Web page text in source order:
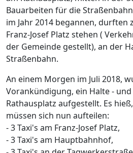
Bauarbeiten für die
im Jahr 2014 begannen, durften
Franz-Josef Platz stehen (
der Gemeinde gestellt), an der
Straßenbahn.
An einem Morgen im Juli 2018,
Vorankündigung, ein Halte -
Rathausplatz aufgestellt. Es
müssen sich nun aufteilen:
- 3 Taxi's am Franz-Josef Platz,
- 3 Taxi's am Hauptbahnhof,